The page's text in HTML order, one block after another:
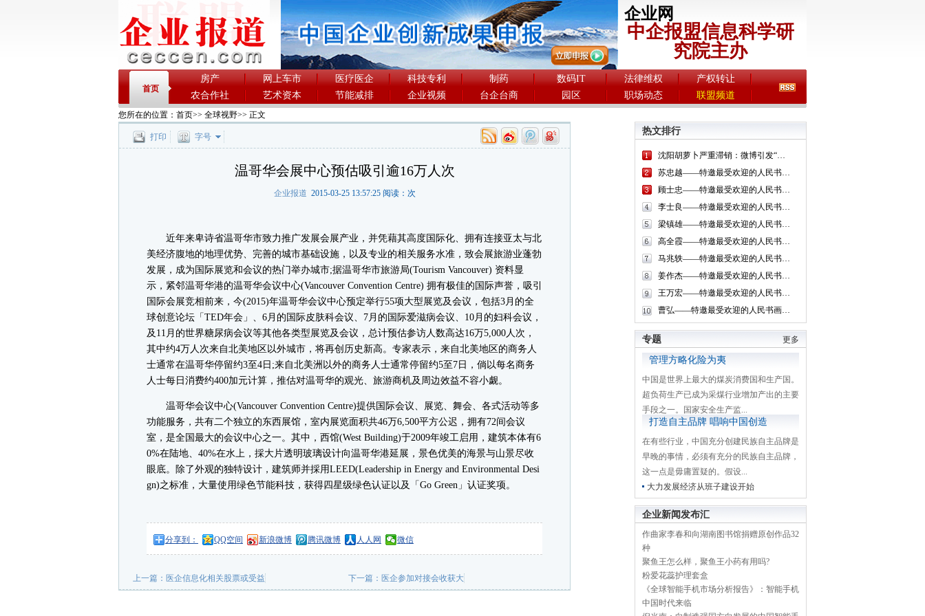
企业网
中企报盟信息科学研
究院主办
首页
房产 网上车市 医疗医企 科技专利 制药 数码IT 法律维权
产权转让
农合作社
艺术资本 节能减排 企业视频 台企台商 园区 职场动态 联盟频道
您所在的位置： 首页>> 全球视野>> 正文
打印 字号
温哥华会展中心预估吸引逾16万人次
企业报道 2015-03-25 13:57:25 阅读： 次
近年来卑诗省温哥华市致力推广发展会展产业，并凭藉其高度国际化、拥有连接亚太与北
美经济腹地的地理优势、完善的城市基础设施，以及专业的相关服务水准，致会展旅游业蓬勃
发展，成为国际展览和会议的热门举办城市;据温哥华市旅游局(Tourism Vancouver) 资料显
示，紧邻温哥华港的温哥华会议中心(Vancouver Convention Centre) 拥有极佳的国际声誉，吸引
国际会展竞相前来，今(2015)年温哥华会议中心预定举行55项大型展览及会议，包括3月的全
球创意论坛「TED年会」、6月的国际皮肤科会议、7月的国际爱滋病会议、10月的妇科会议，
及11月的世界糖尿病会议等其他各类型展览及会议，总计预估参访人数高达16万5,000人次，
其中约4万人次来自北美地区以外城市，将再创历史新高。专家表示，来自北美地区的商务人
士通常在温哥华停留约3至4日;来自北美洲以外的商务人士通常停留约5至7日，倘以每名商务
人士每日消费约400加元计算，推估对温哥华的观光、旅游商机及周边效益不容小觑。
温哥华会议中心(Vancouver Convention Centre)提供国际会议、展览、舞会、各式活动等多
功能服务，共有二个独立的东西展馆，室内展览面积共46万6,500平方公迟，拥有72间会议
室，是全国最大的会议中心之一。其中，西馆(West Building)于2009年竣工启用，建筑本体有6
0%在陆地、40%在水上，採大片透明玻璃设计向温哥华港延展，景色优美的海景与山景尽收
眼底。除了外观的独特设计，建筑师并採用LEED(Leadership in Energy and Environmental Desi
gn)之标准，大量使用绿色节能科技，获得四星级绿色认证以及「Go Green」认证奖项。
分享到： QQ空间 新浪微博 腾讯微博 人人网 微信
上一篇： 医企信息化相关股票或受益 下一篇： 医企参加对接会收获大
热文排行
沈阳胡萝卜严重滞销：微博引发“网络救灾”
苏忠越——特邀最受欢迎的人民书画家献礼全国两会
顾士忠——特邀最受欢迎的人民书画家献礼全国两会
李士良——特邀最受欢迎的人民书画家献礼全国两会
梁镇雄——特邀最受欢迎的人民书画家献礼全国两会
高全霞——特邀最受欢迎的人民书画家献礼全国两会
马兆轶——特邀最受欢迎的人民书画家献礼全国两会
姜作杰——特邀最受欢迎的人民书画家献礼全国两会
王万宏——特邀最受欢迎的人民书画家献礼全国两会
曹弘——特邀最受欢迎的人民书画家献礼全国两会
更多
专题
管理方略化险为夷
中国是世界上最大的煤炭消费国和生产国。
超负荷生产已成为采煤行业增加产出的主要
手段之一。国家安全生产监...
打造自主品牌 唱响中国创造
在有些行业，中国充分创建民族自主品牌是
早晚的事情，必须有充分的民族自主品牌，
这一点是毋庸置疑的。假设...
大力发展经济从班子建设开始
企业新闻发布汇
作曲家李春和向湖南图书馆捐赠原创作品32
种
聚鱼王怎么样，聚鱼王小药有用吗?
粉爱花蕊护理套盒
《全球智能手机市场分析报告》：智能手机
中国时代来临